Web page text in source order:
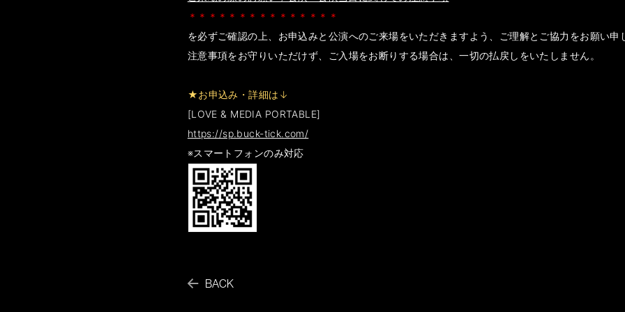
＊＊＊＊＊＊＊＊＊＊＊＊＊＊＊
を必ずご確認の上、お申込みと公演へのご来場をいただきますよう、ご理解とご協力をお願い申
注意事項をお守りいただけず、ご入場をお断りする場合は、一切の払戻しをいたしません。
★お申込み・詳細は↓
[LOVE & MEDIA PORTABLE]
https://sp.buck-tick.com/
※スマートフォンのみ対応
BACK